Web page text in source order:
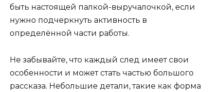
быть настоящей палкой-выручалочкой, если
нужно подчеркнуть активность в
определённой части работы.
Не забывайте, что каждый след имеет свои
особенности и может стать частью большого
рассказа. Небольшие детали, такие как форма